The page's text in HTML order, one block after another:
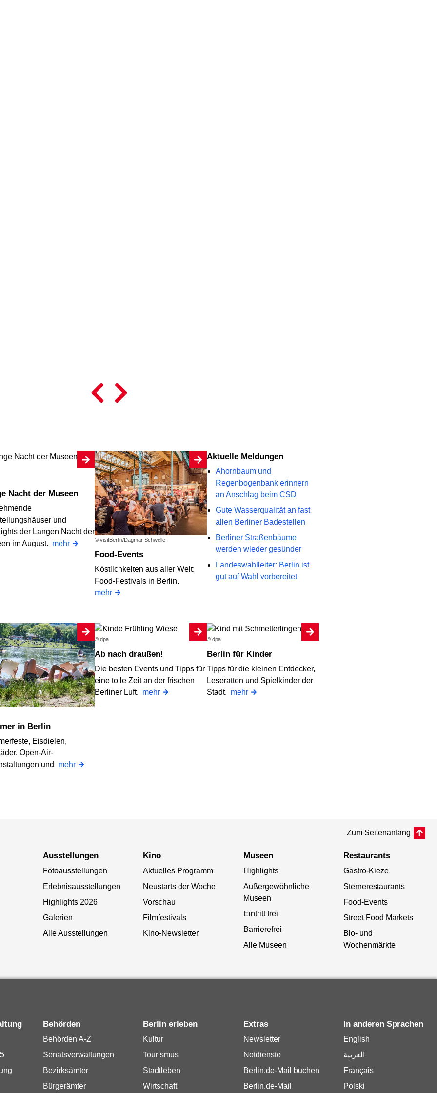
Nacht der Museen
und
der Langen Nacht der
im August. mehr © visitBerlin/Dagmar Schwelle
Food-Events
Köstlichkeiten aus aller Welt:
Food-Festivals in Berlin.
mehr
Aktuelle Meldungen
Ahornbaum und
Regenbogenbank erinnern
an Anschlag beim CSD
Gute Wasserqualität an fast
allen Berliner Badestellen
Berliner Straßenbäume
werden wieder gesünder
Landeswahlleiter: Berlin ist
gut auf Wahl vorbereitet
in Berlin
Eisdielen,
Open-Air-
und mehr
© dpa
Ab nach draußen!
Die besten Events und Tipps für
eine tolle Zeit an der frischen
Berliner Luft. mehr
© dpa
Berlin für Kinder
Tipps für die kleinen Entdecker,
Leseratten und Spielkinder der
Stadt. mehr
Zum Seitenanfang
Ausstellungen
Fotoausstellungen
Erlebnisausstellungen
Highlights 2026
Galerien
Alle Ausstellungen
Kino
Aktuelles Programm
Neustarts der Woche
Vorschau
Filmfestivals
Kino-Newsletter
Museen
Highlights
Außergewöhnliche
Museen
Eintritt frei
Barrierefrei
Alle Museen
Restaurants
Gastro-Kieze
Sternerestaurants
Food-Events
Street Food Markets
Bio- und
Wochenmärkte
Behörden
Behörden A-Z
Senatsverwaltungen
Bezirksämter
Bürgerämter
Berlin erleben
Kultur
Tourismus
Stadtleben
Wirtschaft
Extras
Newsletter
Notdienste
Berlin.de-Mail buchen
Berlin.de-Mail
In anderen Sprachen
English
العربية
Français
Polski